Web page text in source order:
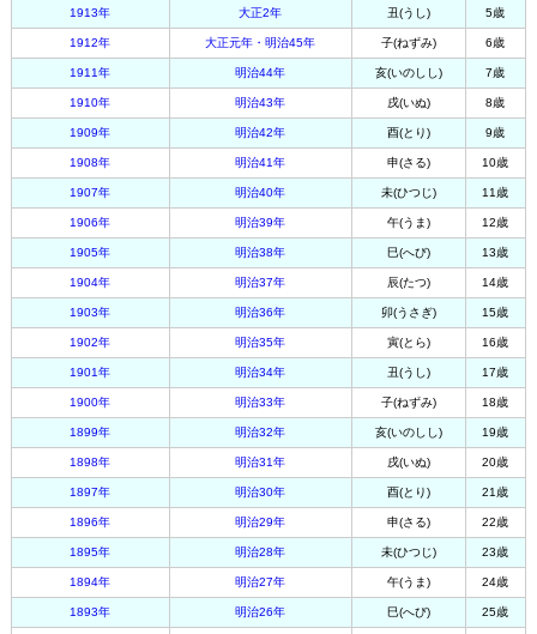
1913年 大正2年 丑(うし) 5歳
1912年 大正元年・明治45年 子(ねずみ) 6歳
1911年 明治44年 亥(いのしし) 7歳
1910年 明治43年 戌(いぬ) 8歳
1909年 明治42年 酉(とり) 9歳
1908年 明治41年 申(さる) 10歳
1907年 明治40年 未(ひつじ) 11歳
1906年 明治39年 午(うま) 12歳
1905年 明治38年 巳(へび) 13歳
1904年 明治37年 辰(たつ) 14歳
1903年 明治36年 卯(うさぎ) 15歳
1902年 明治35年 寅(とら) 16歳
1901年 明治34年 丑(うし) 17歳
1900年 明治33年 子(ねずみ) 18歳
1899年 明治32年 亥(いのしし) 19歳
1898年 明治31年 戌(いぬ) 20歳
1897年 明治30年 酉(とり) 21歳
1896年 明治29年 申(さる) 22歳
1895年 明治28年 未(ひつじ) 23歳
1894年 明治27年 午(うま) 24歳
1893年 明治26年 巳(へび) 25歳